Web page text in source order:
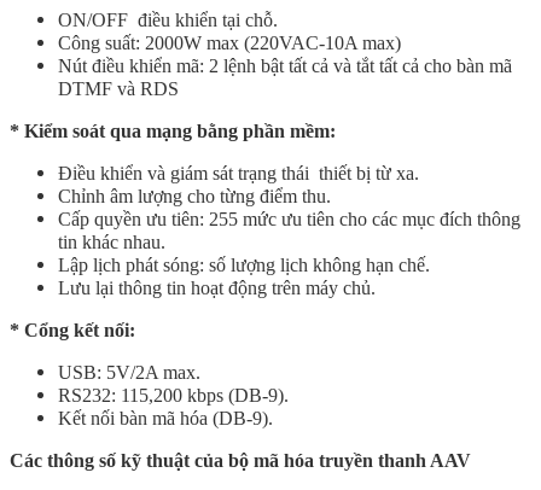
ON/OFF điều khiển tại chỗ.
Công suất: 2000W max (220VAC-10A max)
Nút điều khiển mã: 2 lệnh bật tất cả và tắt tất cả cho bàn mã
DTMF và RDS
* Kiểm soát qua mạng bằng phần mềm:
Điều khiển và giám sát trạng thái thiết bị từ xa.
Chỉnh âm lượng cho từng điểm thu.
Cấp quyền ưu tiên: 255 mức ưu tiên cho các mục đích thông
tin khác nhau.
Lập lịch phát sóng: số lượng lịch không hạn chế.
Lưu lại thông tin hoạt động trên máy chủ.
* Cổng kết nối:
USB: 5V/2A max.
RS232: 115,200 kbps (DB-9).
Kết nối bàn mã hóa (DB-9).
Các thông số kỹ thuật của bộ mã hóa truyền thanh AAV